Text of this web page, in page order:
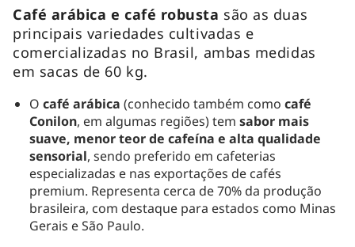
Café arábica e café robusta são as duas
principais variedades cultivadas e
comercializadas no Brasil, ambas medidas
em sacas de 60 kg.
O café arábica (conhecido também como café
Conilon, em algumas regiões) tem sabor mais
suave, menor teor de cafeína e alta qualidade
sensorial, sendo preferido em cafeterias
especializadas e nas exportações de cafés
premium. Representa cerca de 70% da produção
brasileira, com destaque para estados como Minas
Gerais e São Paulo.